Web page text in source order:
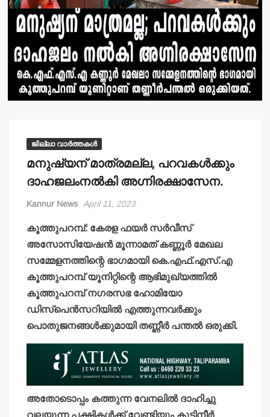
ജില്ലാ വാർത്തകൾ
മനുഷ്യന് മാത്രമല്ല, പറവകള്‍ക്കും
ദാഹജലംനല്‍കി അഗ്നിരക്ഷാസേന.
Kannur News April 11, 2023
കൂത്തുപറമ്പ്: കേരള ഫയര്‍ സര്‍വീസ്
അസോസിയേഷന്‍ മൂന്നാമത് കണ്ണൂര്‍ മേഖല
സമ്മേളനത്തിന്റെ ഭാഗമായി കെ.എഫ്.എസ്.എ
കൂത്തുപറമ്പ് യൂനിറ്റിന്റെ ആഭിമുഖ്യത്തില്‍
കൂത്തുപറമ്പ് നഗരസഭ ഹോമിയോ
ഡിസ്‌പെന്‍സറിയില്‍ എത്തുന്നവര്‍ക്കും
പൊതുജനങ്ങള്‍ക്കുമായി തണ്ണീര്‍ പന്തല്‍ ഒരുക്കി.
അതോടൊപ്പം കത്തുന്ന വേനലില്‍ ദാഹിച്ചു
വലയുന്ന പക്ഷികള്‍ക്ക് വേണ്ടിയും കുടിനീര്‍